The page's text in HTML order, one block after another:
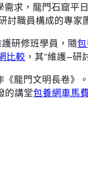
需求，龍門石窟平
職員構成的專家
研修班學員，隨
比較 ，其“維護—研
龍門文明長卷》
的講堂包養網車馬